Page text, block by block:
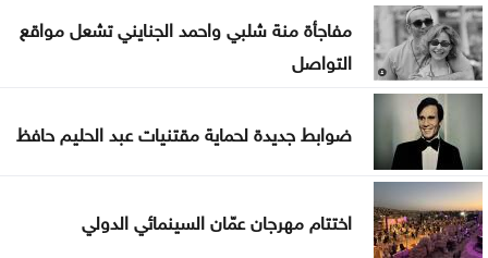
مفاجأة منة شلبي واحمد الجنايني تشعل مواقع
التواصل
ضوابط جديدة لحماية مقتنيات عبد الحليم حافظ
اختتام مهرجان عمّان السينمائي الدولي